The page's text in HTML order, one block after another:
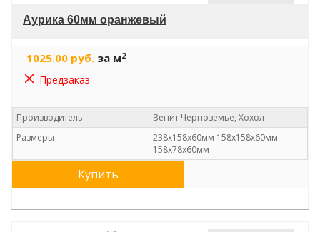
Аурика 60мм оранжевый
1025.00 руб. за м2
Предзаказ
Производитель
Зенит Черноземье, Хохол
Размеры
238х158х60мм 158х158х60мм
158х78х60мм
Купить